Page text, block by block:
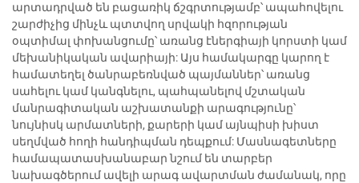
արտադրված են բացառիկ ճշգրտությամբ՝ ապահովելու
շարժիչից մինչև պտտվող սրվակի հզորության
օպտիմալ փոխանցումը՝ առանց էներգիայի կորստի կամ
մեխանիկական ավարիայի: Այս համակարգը կարող է
համատեղել ծանրաբեռնված պայմաններ՝ առանց
սահելու կամ կանգնելու, պահպանելով մշտական
մանրագիտական աշխատանքի արագությունը՝
նույնիսկ արմատների, քարերի կամ այնպիսի խիստ
սեղմված հողի հանդիպման դեպքում: Մասնագետները
համապատասխանաբար նշում են տարբեր
նախագծերում ավելի արագ ավարտման ժամանակ, որը